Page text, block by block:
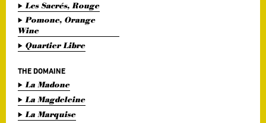
Les Sacrés, Rouge
Pomone, Orange
Wine
Quartier Libre
THE DOMAINE
La Madone
La Magdeleine
La Marquise